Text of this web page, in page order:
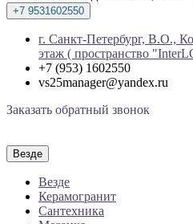
+7 9531602550
г. Санкт-Петербург, В.О.,
этаж ( пространство
+7 (953) 1602550
vs25manager@yandex.ru
Заказать обратный звонок
Везде
Везде
Керамогранит
Сантехника